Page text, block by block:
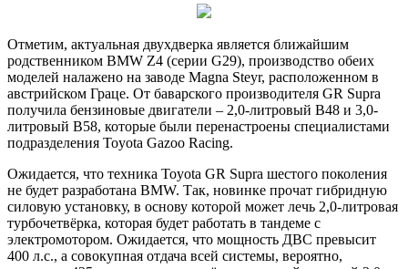
Отметим, актуальная двухдверка является ближайшим
родственником BMW Z4 (серии G29), производство обеих
моделей налажено на заводе Magna Steyr, расположенном в
австрийском Граце. От баварского производителя GR Supra
получила бензиновые двигатели – 2,0-литровый B48 и 3,0-
литровый B58, которые были перенастроены специалистами
подразделения Toyota Gazoo Racing.
Ожидается, что техника Toyota GR Supra шестого поколения
не будет разработана BMW. Так, новинке прочат гибридную
силовую установку, в основу которой может лечь 2,0-литровая
турбочетвёрка, которая будет работать в тандеме с
электромотором. Ожидается, что мощность ДВС превысит
400 л.с., а совокупная отдача всей системы, вероятно,